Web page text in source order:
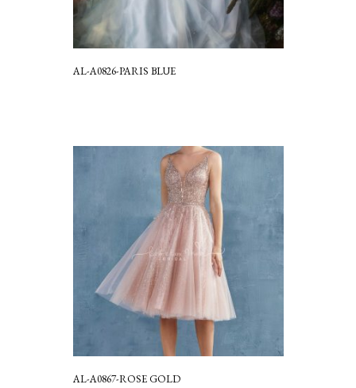
AL-A0826-PARIS BLUE
AL-A0867-ROSE GOLD